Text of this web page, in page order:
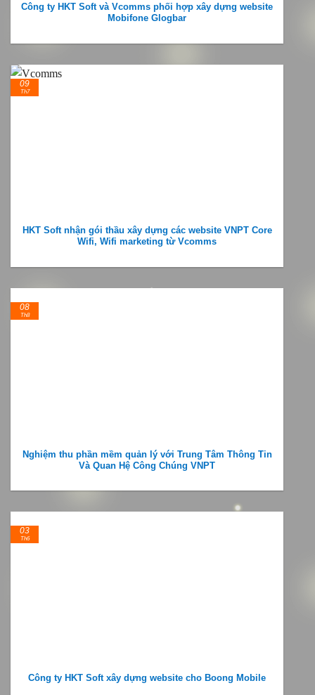
Công ty HKT Soft và Vcomms phối hợp xây dựng website
Mobifone Glogbar
HKT Soft nhận gói thầu xây dựng các website VNPT Core
Wifi, Wifi marketing từ Vcomms
09
Th7
Nghiệm thu phần mềm quản lý với Trung Tâm Thông Tin
Và Quan Hệ Công Chúng VNPT
08
Th8
Công ty HKT Soft xây dựng website cho Boong Mobile
03
Th6